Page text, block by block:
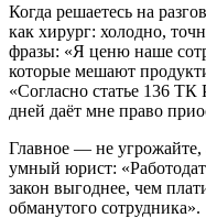
Когда решаетесь на
как хирург: холодно,
фразы: «Я ценю наше
которые мешают
«Согласно статье 136
дней даёт мне право
Главное — не угрожайте,
умный юрист:
закон выгоднее, чем
обманутого сотрудника».